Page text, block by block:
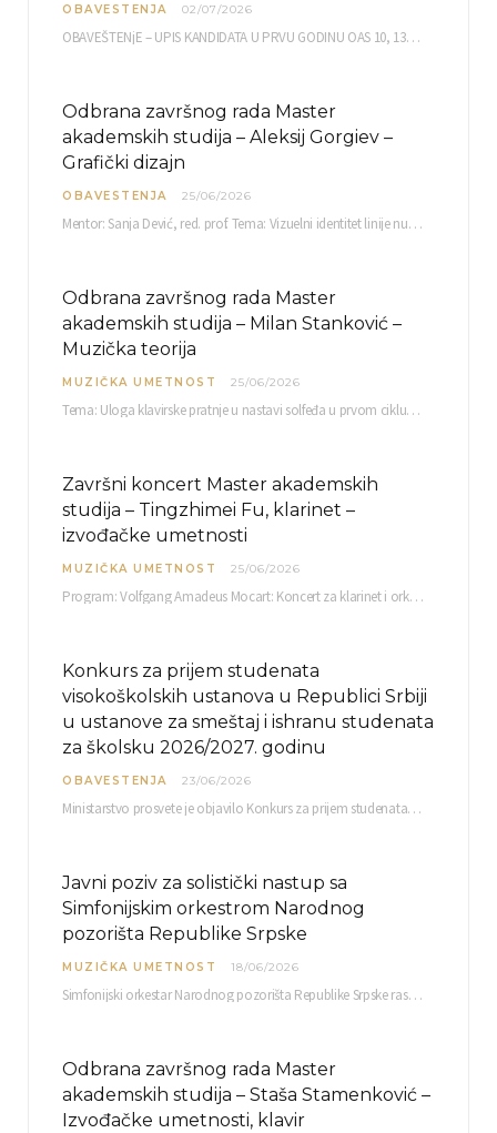
OBAVESTENJA 02/07/2026
OBAVEŠTENjE – UPIS KANDIDATA U PRVU GODINU OAS 10, 13, 14, 15. i…
Odbrana završnog rada Master
akademskih studija – Aleksij Gorgiev –
Grafički dizajn
OBAVESTENJA 25/06/2026
Mentor: Sanja Dević, red. prof. Tema: Vizuelni identitet linije nutricionističkih proizvoda Vita+: Od ambalaže do multimedijalne komunikacije Petak, 03. 07.…
Odbrana završnog rada Master
akademskih studija – Milan Stanković –
Muzička teorija
MUZIČKA UMETNOST 25/06/2026
Tema: Uloga klavirske pratnje u nastavi solfeđa u prvom ciklusu osnovne muzičke škole Mentor…
Završni koncert Master akademskih
studija – Tingzhimei Fu, klarinet –
izvođačke umetnosti
MUZIČKA UMETNOST 25/06/2026
Program: Volfgang Amadeus Mocart: Koncert za klarinet i orkestar, A-dur Mentor Miloš Mijatović, redovni profesor…
Konkurs za prijem studenata
visokoškolskih ustanova u Republici Srbiji
u ustanove za smeštaj i ishranu studenata
za školsku 2026/2027. godinu
OBAVESTENJA 23/06/2026
Ministarstvo prosvete je objavilo Konkurs za prijem studenata visokoškolskih ustanova u Republici Srbiji u ustanove…
Javni poziv za solistički nastup sa
Simfonijskim orkestrom Narodnog
pozorišta Republike Srpske
MUZIČKA UMETNOST 18/06/2026
Simfonijski orkestar Narodnog pozorišta Republike Srpske raspisuje javni poziv za učešće u projektu „CRESCENDO: Nova…
Odbrana završnog rada Master
akademskih studija – Staša Stamenković –
Izvođačke umetnosti, klavir